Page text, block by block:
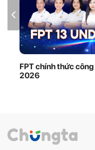
FPT chính thức
2026